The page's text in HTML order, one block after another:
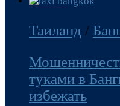
Таиланд /
туками в
избежать